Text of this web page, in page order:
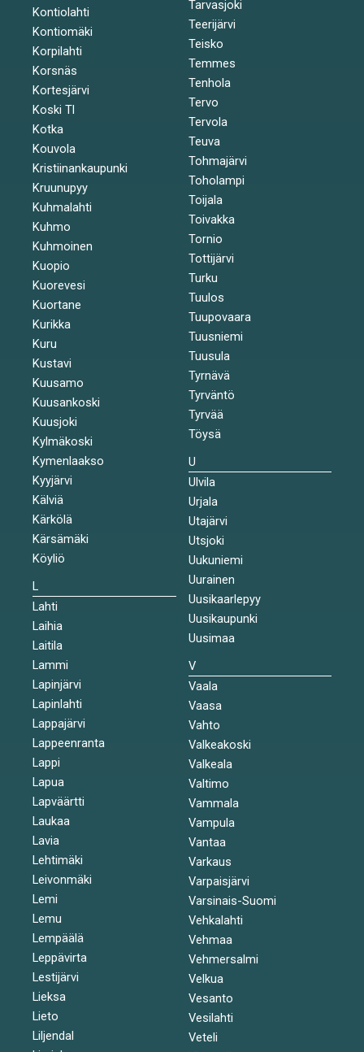
Kontiolahti
Kontiomäki
Korpilahti
Korsnäs
Kortesjärvi
Koski Tl
Kotka
Kouvola
Kristiinankaupunki
Kruunupyy
Kuhmalahti
Kuhmo
Kuhmoinen
Kuopio
Kuorevesi
Kuortane
Kurikka
Kuru
Kustavi
Kuusamo
Kuusankoski
Kuusjoki
Kylmäkoski
Kymenlaakso
Kyyjärvi
Kälviä
Kärkölä
Kärsämäki
Köyliö
L
Lahti
Laihia
Laitila
Lammi
Lapinjärvi
Lapinlahti
Lappajärvi
Lappeenranta
Lappi
Lapua
Lapväärtti
Laukaa
Lavia
Lehtimäki
Leivonmäki
Lemi
Lemu
Lempäälä
Leppävirta
Lestijärvi
Lieksa
Lieto
Liljendal
Tarvasjoki
Teerijärvi
Teisko
Temmes
Tenhola
Tervo
Tervola
Teuva
Tohmajärvi
Toholampi
Toijala
Toivakka
Tornio
Tottijärvi
Turku
Tuulos
Tuupovaara
Tuusniemi
Tuusula
Tyrnävä
Tyrväntö
Tyrvää
Töysä
U
Ulvila
Urjala
Utajärvi
Utsjoki
Uukuniemi
Uurainen
Uusikaarlepyy
Uusikaupunki
Uusimaa
V
Vaala
Vaasa
Vahto
Valkeakoski
Valkeala
Valtimo
Vammala
Vampula
Vantaa
Varkaus
Varpaisjärvi
Varsinais-Suomi
Vehkalahti
Vehmaa
Vehmersalmi
Velkua
Vesanto
Vesilahti
Veteli